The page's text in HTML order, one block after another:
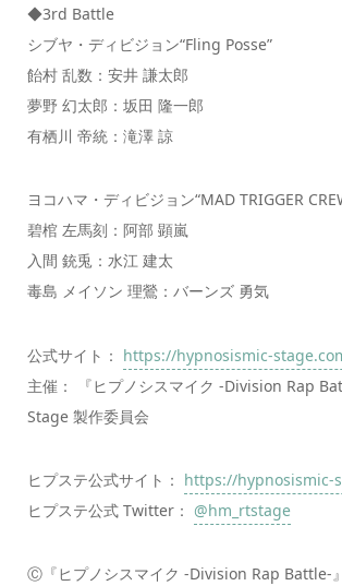
◆3rd Battle
シブヤ・ディビジョン“Fling Posse”
飴村 乱数：安井 謙太郎
夢野 幻太郎：坂田 隆一郎
有栖川 帝統：滝澤 諒
ヨコハマ・ディビジョン“MAD TRIGGER
碧棺 左馬刻：阿部 顕嵐
入間 銃兎：水江 建太
毒島 メイソン 理鶯：バーンズ 勇気
公式サイト： https://hypnosismic-
主催： 『ヒプノシスマイク -Division Rap
Stage 製作委員会
ヒプステ公式サイト： https://hypnosismic-
ヒプステ公式 Twitter： @hm_rtstage
Ⓒ『ヒプノシスマイク -Division Rap Battle-